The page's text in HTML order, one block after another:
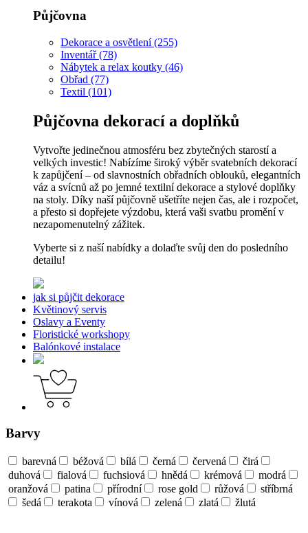
Půjčovna
Dekorace a osvětlení (255)
Inventář (78)
Nábytek a relax koutky (46)
Obřad (77)
Textil (101)
Půjčovna dekorací a doplňků
Vytvořte jedinečnou atmosféru bez zbytečných starostí a
velkých investic! Nabízíme široký výběr svatebních dekorací
k zapůjčení – od slavnostních obřadních oblouků, elegantních
váz a svícnů až po jemné textilní dekorace a stylové doplňky
na stoly. Díky naší půjčovně ušetříte nejen čas, ale i rozpočet,
a přesto si dopřejete výzdobu, která vaši svatbu promění v
nezapomenutelný zážitek.
Vyberte si z naší nabídky a dolaďte svůj den do posledního
detailu!
jak si půjčit dekorace
Květinový servis
Oslavy a Eventy
Floristické workshopy
Balónkové instalace
Barvy
barevná béžová bílá černá červená
čirá
duhová
fialová fuchsiová hnědá krémová
modrá
oranžová
patina přírodní rose gold růžová
stříbrná
šedá
terakota vínová zelená zlatá žlutá